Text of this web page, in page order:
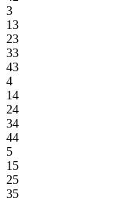
3
13
23
33
43
4
14
24
34
44
5
15
25
35